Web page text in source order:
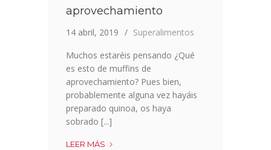
aprovechamiento
14 abril, 2019
Superalimentos
Muchos estaréis pensando ¿Qué
es esto de muffins de
aprovechamiento? Pues bien,
probablemente alguna vez hayáis
preparado quinoa, os haya
sobrado [...]
LEER MÁS